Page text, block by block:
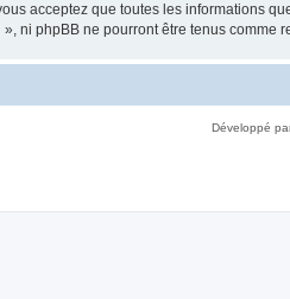
acceptez que toutes les informations
ni phpBB ne pourront être tenus
Développé